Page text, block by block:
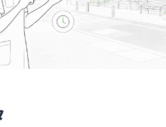
入江岡駅周辺
内科 腎臓内科
根ざしたアットホームな雰囲気で、患者さん一人ひ
り添う姿勢を大切にしているクリニックです。